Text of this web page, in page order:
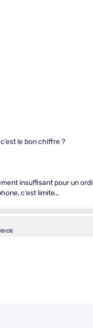
le bon chiffre ?
insuffisant pour un
c’est limite…